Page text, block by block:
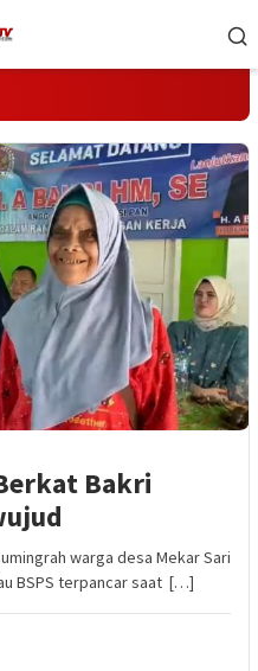
Bakri
warga desa Mekar Sari
BSPS terpancar saat […]